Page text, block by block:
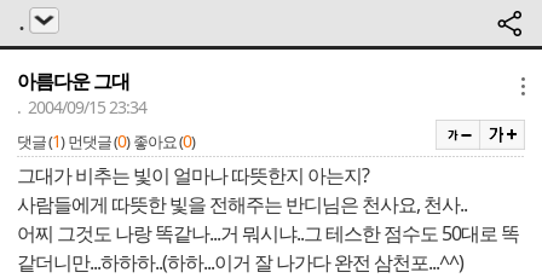
.
아름다운 그대
. 2004/09/15 23:34
댓글 (1) 먼댓글 (0) 좋아요 (0)
그대가 비추는 빛이 얼마나 따뜻한지 아는지?
사람들에게 따뜻한 빛을 전해주는 반디님은 천사요, 천사..
어찌 그것도 나랑 똑같나...거 뭐시냐..그 테스한 점수도 50대로 똑
같더니만...하하하..(하하...이거 잘 나가다 완전 삼천포...^^)